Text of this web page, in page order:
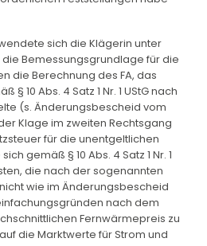
sich die Klägerin unter
Bemessungsgrundlage für die
die Berechnung des FA, das
10 Abs. 4 Satz 1 Nr. 1 UStG nach
(s. Änderungsbescheid vom
Klage im zweiten Rechtsgang
für die unentgeltlichen
gemäß § 10 Abs. 4 Satz 1 Nr. 1
die nach der sogenannten
wie im Änderungsbescheid
nach dem
Fernwärmepreis zu
die Marktwerte für Strom und